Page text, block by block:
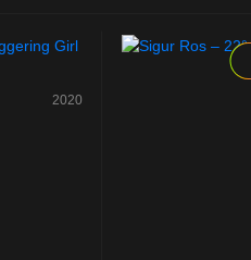
2020